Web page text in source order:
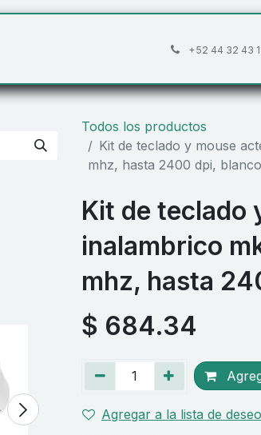
+52 44 32 43
Todos los productos
Kit de teclado y mouse
mhz, hasta 2400 dpi, blanco
Kit de teclado
inalambrico
mhz, hasta
$ 684.34
Agregar a la lista de